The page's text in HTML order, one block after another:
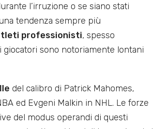
l’irruzione o se siano stati
tendenza sempre più
professionisti, spesso
sono notoriamente lontani
del calibro di Patrick Mahomes,
ed Evgeni Malkin in NHL. Le forze
del modus operandi di questi